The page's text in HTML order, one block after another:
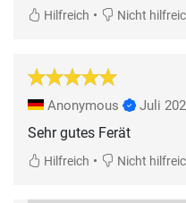
Hilfreich • Nicht
Anonymous Juli
Sehr gutes Ferät
Hilfreich • Nicht